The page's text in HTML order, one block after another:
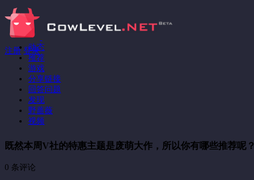
注册 登录
动态
推荐
游戏
分享链接
回答问题
发现
野蔷薇
视频
既然本周V社的特惠主题是废萌大作，所以你有哪些推荐呢？
0 条评论